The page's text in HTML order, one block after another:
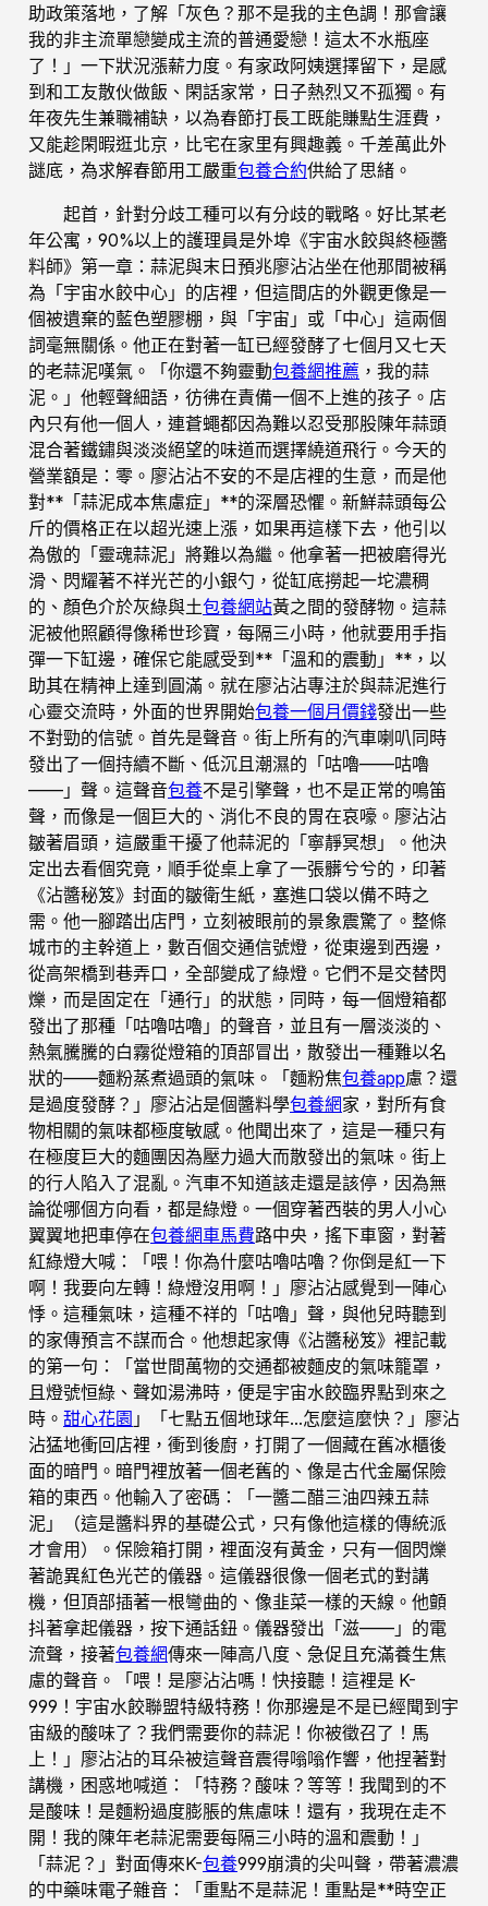
助政策落地，了解「灰色？那不是我的主色調！那會讓
我的非主流單戀變成主流的普通愛戀！這太不水瓶座
了！」一下狀況漲薪力度。有家政阿姨選擇留下，是感
到和工友散伙做飯、閑話家常，日子熱烈又不孤獨。有
年夜先生兼職補缺，以為春節打長工既能賺點生涯費，
又能趁閑暇逛北京，比宅在家里有興趣義。千差萬此外
謎底，為求解春節用工嚴重包養合約供給了思緒。
起首，針對分歧工種可以有分歧的戰略。好比某老
年公寓，90%以上的護理員是外埠《宇宙水餃與終極醬
料師》第一章：蒜泥與末日預兆廖沾沾坐在他那間被稱
為「宇宙水餃中心」的店裡，但這間店的外觀更像是一
個被遺棄的藍色塑膠棚，與「宇宙」或「中心」這兩個
詞毫無關係。他正在對著一缸已經發酵了七個月又七天
的老蒜泥嘆氣。「你還不夠靈動包養網推薦 ，我的蒜
泥。」他輕聲細語，彷彿在責備一個不上進的孩子。店
內只有他一個人，連蒼蠅都因為難以忍受那股陳年蒜頭
混合著鐵鏽與淡淡絕望的味道而選擇繞道飛行。今天的
營業額是：零。廖沾沾不安的不是店裡的生意，而是他
對**「蒜泥成本焦慮症」**的深層恐懼。新鮮蒜頭每公
斤的價格正在以超光速上漲，如果再這樣下去，他引以
為傲的「靈魂蒜泥」將難以為繼。他拿著一把被磨得光
滑、閃耀著不祥光芒的小銀勺，從缸底撈起一坨濃稠
的、顏色介於灰綠與土包養網站黃之間的發酵物。這蒜
泥被他照顧得像稀世珍寶，每隔三小時，他就要用手指
彈一下缸邊，確保它能感受到**「溫和的震動」**，以
助其在精神上達到圓滿。就在廖沾沾專注於與蒜泥進行
心靈交流時，外面的世界開始包養一個月價錢發出一些
不對勁的信號。首先是聲音。街上所有的汽車喇叭同時
發出了一個持續不斷、低沉且潮濕的「咕嚕——咕嚕
——」聲。這聲音包養不是引擎聲，也不是正常的鳴笛
聲，而像是一個巨大的、消化不良的胃在哀嚎。廖沾沾
皺著眉頭，這嚴重干擾了他蒜泥的「寧靜冥想」。他決
定出去看個究竟，順手從桌上拿了一張髒兮兮的，印著
《沾醬秘笈》封面的皺衛生紙，塞進口袋以備不時之
需。他一腳踏出店門，立刻被眼前的景象震驚了。整條
城市的主幹道上，數百個交通信號燈，從東邊到西邊，
從高架橋到巷弄口，全部變成了綠燈。它們不是交替閃
爍，而是固定在「通行」的狀態，同時，每一個燈箱都
發出了那種「咕嚕咕嚕」的聲音，並且有一層淡淡的、
熱氣騰騰的白霧從燈箱的頂部冒出，散發出一種難以名
狀的——麵粉蒸煮過頭的氣味。「麵粉焦包養app慮？還
是過度發酵？」廖沾沾是個醬料學包養網家，對所有食
物相關的氣味都極度敏感。他聞出來了，這是一種只有
在極度巨大的麵團因為壓力過大而散發出的氣味。街上
的行人陷入了混亂。汽車不知道該走還是該停，因為無
論從哪個方向看，都是綠燈。一個穿著西裝的男人小心
翼翼地把車停在包養網車馬費路中央，搖下車窗，對著
紅綠燈大喊：「喂！你為什麼咕嚕咕嚕？你倒是紅一下
啊！我要向左轉！綠燈沒用啊！」廖沾沾感覺到一陣心
悸。這種氣味，這種不祥的「咕嚕」聲，與他兒時聽到
的家傳預言不謀而合。他想起家傳《沾醬秘笈》裡記載
的第一句：「當世間萬物的交通都被麵皮的氣味籠罩，
且燈號恒綠、聲如湯沸時，便是宇宙水餃臨界點到來之
時。 甜心花園 」「七點五個地球年…怎麼這麼快？」廖沾
沾猛地衝回店裡，衝到後廚，打開了一個藏在舊冰櫃後
面的暗門。暗門裡放著一個老舊的、像是古代金屬保險
箱的東西。他輸入了密碼：「一醬二醋三油四辣五蒜
泥」（這是醬料界的基礎公式，只有像他這樣的傳統派
才會用）。保險箱打開，裡面沒有黃金，只有一個閃爍
著詭異紅色光芒的儀器。這儀器很像一個老式的對講
機，但頂部插著一根彎曲的、像韭菜一樣的天線。他顫
抖著拿起儀器，按下通話鈕。儀器發出「滋——」的電
流聲，接著包養網傳來一陣高八度、急促且充滿養生焦
慮的聲音。「喂！是廖沾沾嗎！快接聽！這裡是 K-
999！宇宙水餃聯盟特級特務！你那邊是不是已經聞到宇
宙級的酸味了？我們需要你的蒜泥！你被徵召了！馬
上！」廖沾沾的耳朵被這聲音震得嗡嗡作響，他捏著對
講機，困惑地喊道：「特務？酸味？等等！我聞到的不
是酸味！是麵粉過度膨脹的焦慮味！還有，我現在走不
開！我的陳年老蒜泥需要每隔三小時的溫和震動！」
「蒜泥？」對面傳來K-包養999崩潰的尖叫聲，帶著濃濃
的中藥味電子雜音：「重點不是蒜泥！重點是**時空正